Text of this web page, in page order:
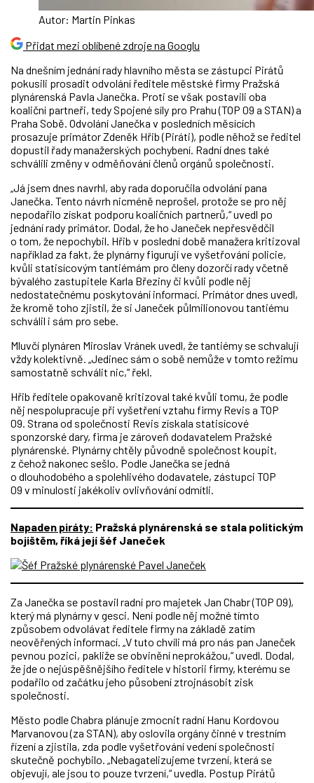
Autor: Martin Pinkas
Přidat mezi oblíbené zdroje na Googlu
Na dnešním jednání rady hlavního města se zástupci Pirátů
pokusili prosadit odvolání ředitele městské firmy Pražská
plynárenská Pavla Janečka. Proti se však postavili oba
koaliční partneři, tedy Spojené síly pro Prahu (TOP 09 a STAN) a
Praha Sobě. Odvolání Janečka v posledních měsících
prosazuje primátor Zdeněk Hřib (Piráti), podle něhož se ředitel
dopustil řady manažerských pochybení. Radní dnes také
schválili změny v odměňování členů orgánů společnosti.
„Já jsem dnes navrhl, aby rada doporučila odvolání pana
Janečka. Tento návrh nicméně neprošel, protože se pro něj
nepodařilo získat podporu koaličních partnerů,“ uvedl po
jednání rady primátor. Dodal, že ho Janeček nepřesvědčil
o tom, že nepochybil. Hřib v poslední době manažera kritizoval
například za fakt, že plynárny figurují ve vyšetřování policie,
kvůli statisícovým tantiémám pro členy dozorčí rady včetně
bývalého zastupitele Karla Březiny či kvůli podle něj
nedostatečnému poskytování informací. Primátor dnes uvedl,
že kromě toho zjistil, že si Janeček půlmilionovou tantiému
schválil i sám pro sebe.
Mluvčí plynáren Miroslav Vránek uvedl, že tantiémy se schvalují
vždy kolektivně. „Jedinec sám o sobě nemůže v tomto režimu
samostatně schválit nic,“ řekl.
Hřib ředitele opakovaně kritizoval také kvůli tomu, že podle
něj nespolupracuje při vyšetření vztahu firmy Revis a TOP
09. Strana od společnosti Revis získala statisícové
sponzorské dary, firma je zároveň dodavatelem Pražské
plynárenské. Plynárny chtěly původně společnost koupit,
z čehož nakonec sešlo. Podle Janečka se jedná
o dlouhodobého a spolehlivého dodavatele, zástupci TOP
09 v minulosti jakékoliv ovlivňování odmítli.
Napaden piráty: Pražská plynárenská se stala politickým
bojištěm, říká její šéf Janeček
Za Janečka se postavil radní pro majetek Jan Chabr (TOP 09),
který má plynárny v gesci. Není podle něj možné tímto
způsobem odvolávat ředitele firmy na základě zatím
neověřených informací. „V tuto chvíli má pro nás pan Janeček
pevnou pozici, pakliže se obvinění neprokážou,“ uvedl. Dodal,
že jde o nejúspěšnějšího ředitele v historii firmy, kterému se
podařilo od začátku jeho působení ztrojnásobit zisk
společnosti.
Město podle Chabra plánuje zmocnit radní Hanu Kordovou
Marvanovou (za STAN), aby oslovila orgány činné v trestním
řízení a zjistila, zda podle vyšetřování vedení společnosti
skutečně pochybilo. „Nebagatelizujeme tvrzení, která se
objevují, ale jsou to pouze tvrzení,“ uvedla. Postup Pirátů